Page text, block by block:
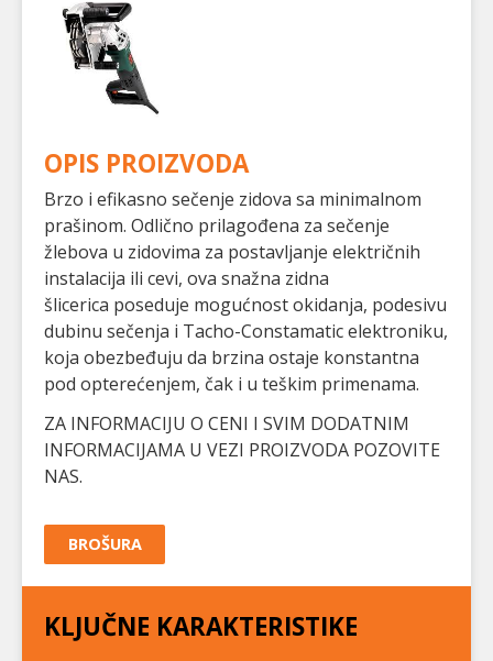
OPIS PROIZVODA
Brzo i efikasno sečenje zidova sa minimalnom
prašinom. Odlično prilagođena za sečenje
žlebova u zidovima za postavljanje električnih
instalacija ili cevi, ova snažna zidna
šlicerica poseduje mogućnost okidanja, podesivu
dubinu sečenja i Tacho-Constamatic elektroniku,
koja obezbeđuju da brzina ostaje konstantna
pod opterećenjem, čak i u teškim primenama.
ZA INFORMACIJU O CENI I SVIM DODATNIM
INFORMACIJAMA U VEZI PROIZVODA POZOVITE
NAS.
BROŠURA
KLJUČNE KARAKTERISTIKE